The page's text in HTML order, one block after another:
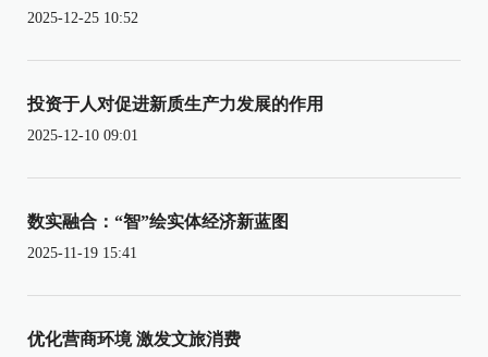
2025-12-25 10:52
投资于人对促进新质生产力发展的作用
2025-12-10 09:01
数实融合：“智”绘实体经济新蓝图
2025-11-19 15:41
优化营商环境 激发文旅消费